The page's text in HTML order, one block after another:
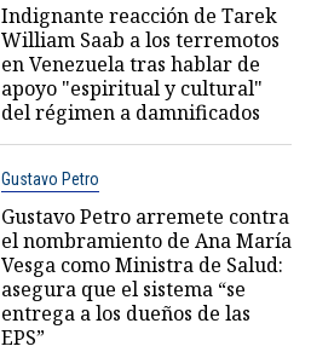
Indignante reacción de Tarek
William Saab a los terremotos
en Venezuela tras hablar de
apoyo "espiritual y cultural"
del régimen a damnificados
Gustavo Petro
Gustavo Petro arremete contra
el nombramiento de Ana María
Vesga como Ministra de Salud:
asegura que el sistema “se
entrega a los dueños de las
EPS”